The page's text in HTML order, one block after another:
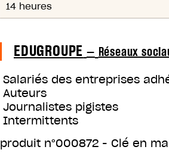
14 heures
EDUGROUPE — Réseaux
Salariés des entreprises
Auteurs
Journalistes pigistes
Intermittents
produit n°000872 - Clé en